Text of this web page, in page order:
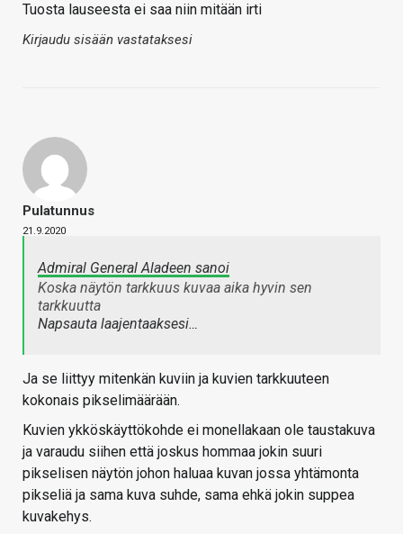
Tuosta lauseesta ei saa niin mitään irti
Kirjaudu sisään vastataksesi
Pulatunnus
21.9.2020
Admiral General Aladeen sanoi
Koska näytön tarkkuus kuvaa aika hyvin sen
tarkkuutta
Napsauta laajentaaksesi…
Ja se liittyy mitenkän kuviin ja kuvien tarkkuuteen
kokonais pikselimäärään.
Kuvien ykköskäyttökohde ei monellakaan ole taustakuva
ja varaudu siihen että joskus hommaa jokin suuri
pikselisen näytön johon haluaa kuvan jossa yhtämonta
pikseliä ja sama kuva suhde, sama ehkä jokin suppea
kuvakehys.